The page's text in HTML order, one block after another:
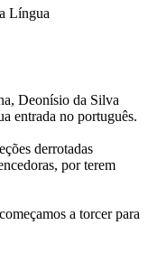
Língua
Deonísio da Silva
entrada no português.
derrotadas
por terem
a torcer para